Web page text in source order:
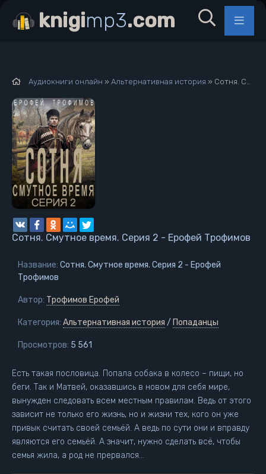
Аудиокниги онлайн » Альтернативная история » Сотня. Смутное время. Серия 2 - Ерофей Трофимов
Сотня. Смутное время. Серия 2 - Ерофей Трофимов
Название: Сотня. Смутное время. Серия 2 - Ерофей
Трофимов
Автор: Трофимов Ерофей
Категория: Альтернативная история / Попаданцы
Просмотров: 5 561
Есть такая пословица. Попала собака в колесо – пищи, но
беги. Так и Матвей, оказавшись в новом для себя мире,
вынужден следовать всем местным правилам. Ведь от этого
зависит не только его жизнь, но и жизни тех, кого он уже
привык считать своей семьёй. А ведь по сути они и вправду
являются его семьёй. А значит, нужно сделать всё, чтобы
семья жила, а род не прервался…
knigimp3.com